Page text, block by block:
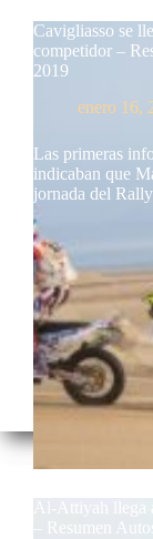
Cavigliasso se
competidor –
2019
enero 16,
Las primeras
indicaban que
jornada del
Al-Attiyah llega
– Resumen